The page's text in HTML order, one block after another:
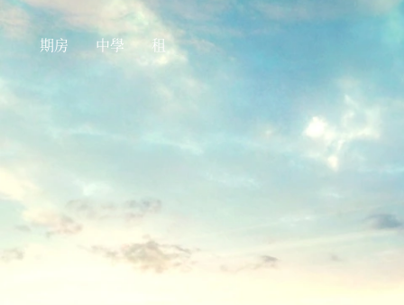
期房 中學 租